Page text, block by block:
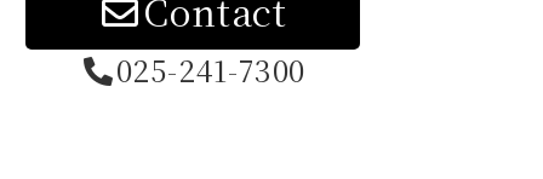
Contact
025-241-7300